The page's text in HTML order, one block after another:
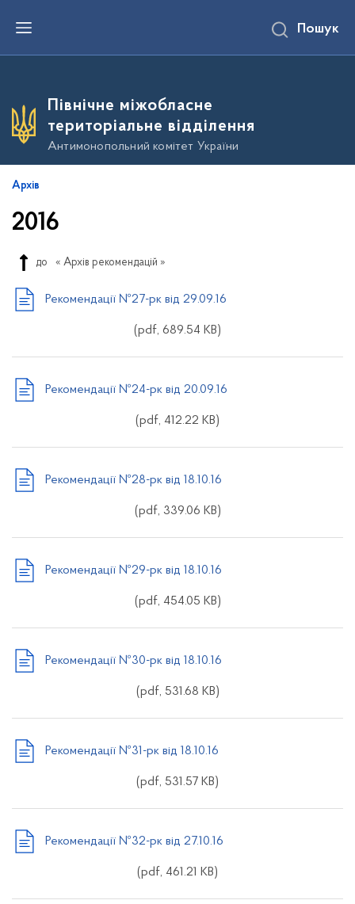
е
о
о
в
г
о
Пошук
Північне міжобласне
територіальне відділення
Антимонопольний комітет України
Архів
2016
до « Архів рекомендацій »
Рекомендації №27-рк від 29.09.16
(pdf, 689.54 KB)
Рекомендації №24-рк від 20.09.16
(pdf, 412.22 KB)
Рекомендації №28-рк від 18.10.16
(pdf, 339.06 KB)
Рекомендації №29-рк від 18.10.16
(pdf, 454.05 KB)
Рекомендації №30-рк від 18.10.16
(pdf, 531.68 KB)
Рекомендації №31-рк від 18.10.16
(pdf, 531.57 KB)
Рекомендації №32-рк від 27.10.16
(pdf, 461.21 KB)